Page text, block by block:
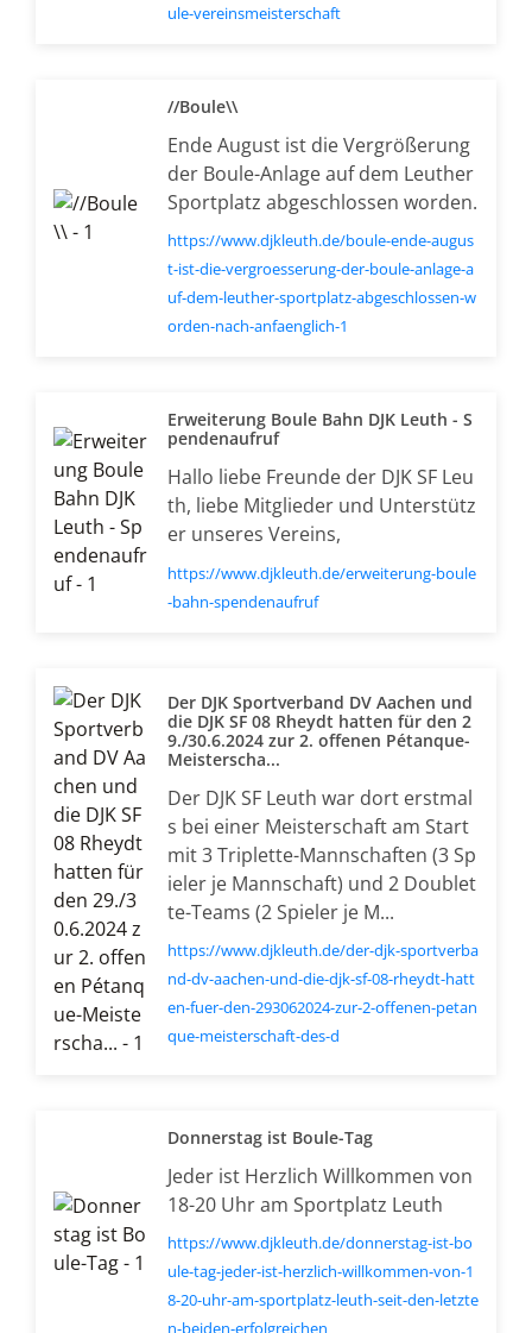
ule-vereinsmeisterschaft
//Boule\\
Ende August ist die Vergrößerung
der Boule-Anlage auf dem Leuther
Sportplatz abgeschlossen worden.
https://www.djkleuth.de/boule-ende-augus
t-ist-die-vergroesserung-der-boule-anlage-a
uf-dem-leuther-sportplatz-abgeschlossen-w
orden-nach-anfaenglich-1
Erweiterung Boule Bahn DJK Leuth - S
pendenaufruf
Hallo liebe Freunde der DJK SF Leu
th, liebe Mitglieder und Unterstütz
er unseres Vereins,
https://www.djkleuth.de/erweiterung-boule
-bahn-spendenaufruf
Der DJK Sportverband DV Aachen und
die DJK SF 08 Rheydt hatten für den 2
9./30.6.2024 zur 2. offenen Pétanque-
Meisterscha...
Der DJK SF Leuth war dort erstmal
s bei einer Meisterschaft am Start
mit 3 Triplette-Mannschaften (3 Sp
ieler je Mannschaft) und 2 Doublet
te-Teams (2 Spieler je M...
https://www.djkleuth.de/der-djk-sportverba
nd-dv-aachen-und-die-djk-sf-08-rheydt-hatt
en-fuer-den-293062024-zur-2-offenen-petan
que-meisterschaft-des-d
Donnerstag ist Boule-Tag
Jeder ist Herzlich Willkommen von
18-20 Uhr am Sportplatz Leuth
https://www.djkleuth.de/donnerstag-ist-bo
ule-tag-jeder-ist-herzlich-willkommen-von-1
8-20-uhr-am-sportplatz-leuth-seit-den-letzte
n-beiden-erfolgreichen